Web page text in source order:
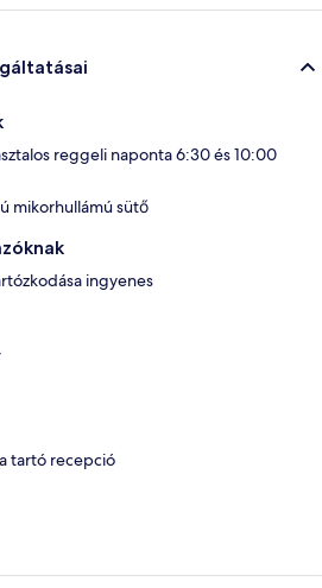
reggeli naponta 6:30 és 10:00
mikorhullámú sütő
ingyenes
tartó recepció